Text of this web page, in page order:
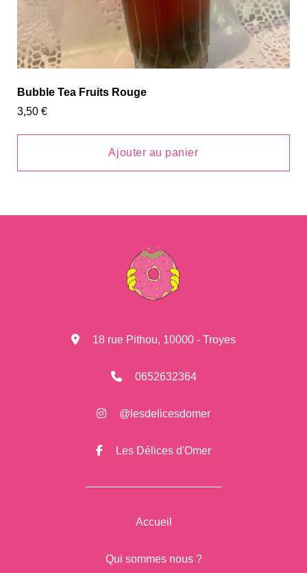
Bubble Tea Fruits Rouge
3,50 €
Ajouter au panier
18 rue Pithou, 10000 - Troyes
0652632364
@lesdelicesdomer
Les Délices d'Omer
Accueil
Qui sommes nous ?